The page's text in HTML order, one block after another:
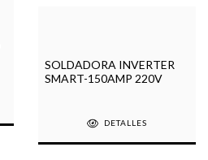
SOLDADORA INVERTER
SMART-150AMP 220V
DETALLES